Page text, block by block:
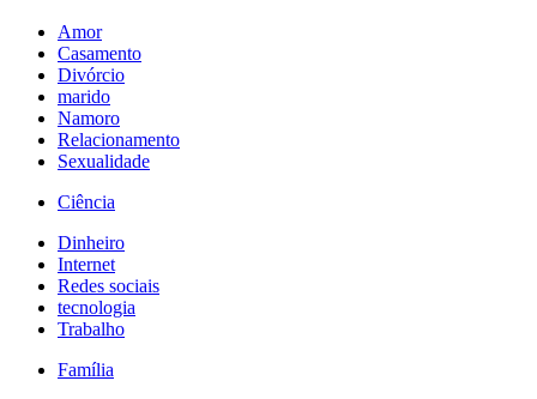
Amor
Casamento
Divórcio
marido
Namoro
Relacionamento
Sexualidade
Ciência
Dinheiro
Internet
Redes sociais
tecnologia
Trabalho
Família